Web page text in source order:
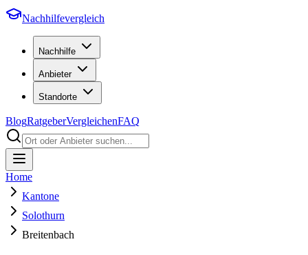
Nachhilfevergleich
Nachhilfe
Anbieter
Standorte
BlogRatgeberVergleichenFAQ
Home
Kantone
Solothurn
Breitenbach